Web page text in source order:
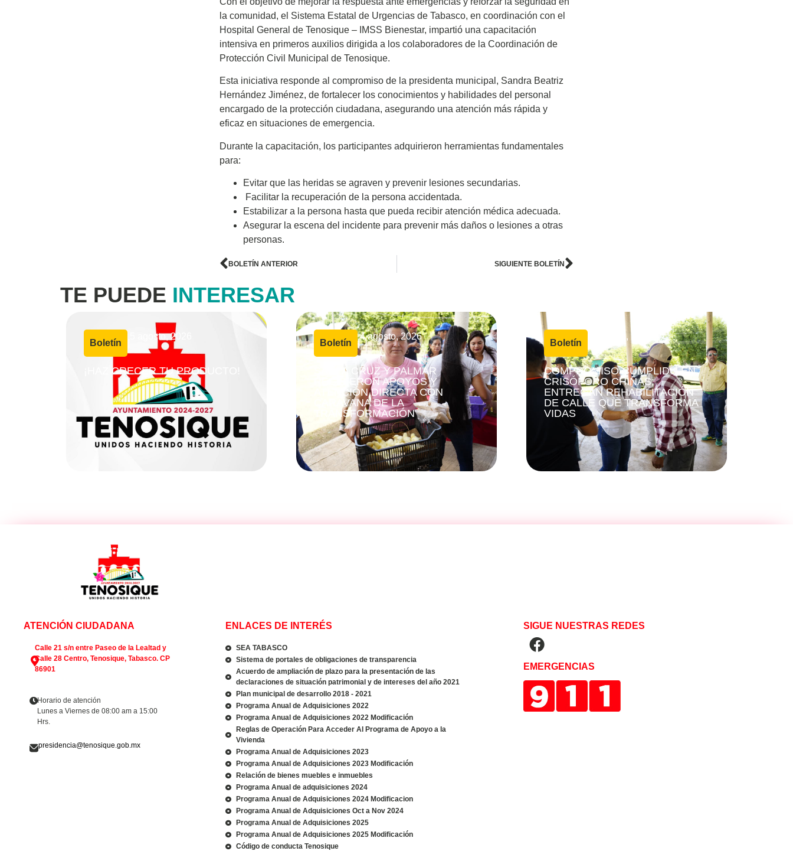
la comunidad, el Sistema Estatal de Urgencias de Tabasco, en coordinación con el
Hospital General de Tenosique – IMSS Bienestar, impartió una capacitación
intensiva en primeros auxilios dirigida a los colaboradores de la Coordinación de
Protección Civil Municipal de Tenosique.
Esta iniciativa responde al compromiso de la presidenta municipal, Sandra Beatriz
Hernández Jiménez, de fortalecer los conocimientos y habilidades del personal
encargado de la protección ciudadana, asegurando una atención más rápida y
eficaz en situaciones de emergencia.
Durante la capacitación, los participantes adquirieron herramientas fundamentales
para:
Evitar que las heridas se agraven y prevenir lesiones secundarias.
Facilitar la recuperación de la persona accidentada.
Estabilizar a la persona hasta que pueda recibir atención médica adecuada.
Asegurar la escena del incidente para prevenir más daños o lesiones a otras
personas.
BOLETÍN ANTERIOR SIGUIENTE BOLETÍN
TE PUEDE INTERESAR
Boletín
5 agosto, 2026
¡HAZ CRECER TU PRODUCTO!
Boletín |
4 agosto, 2026
SANTA CRUZ Y PALMAR
RECIBIERON APOYOS Y
ATENCIÓN DIRECTA CON
CARAVANA DE LA
TRANSFORMACIÓN
Boletín
4 agosto, 2026
COMPROMISO CUMPLIDO EN
CRISÓFORO CHIÑAS;
ENTREGAN REHABILITACIÓN
DE CALLE QUE TRANSFORMA
VIDAS
ATENCIÓN CIUDADANA
Calle 21 s/n entre Paseo de la Lealtad y
Calle 28 Centro, Tenosique, Tabasco. CP
86901
Horario de atención
Lunes a Viernes de 08:00 am a 15:00
Hrs.
presidencia@tenosique.gob.mx
ENLACES DE INTERÉS
SEA TABASCO
Sistema de portales de obligaciones de transparencia
Acuerdo de ampliación de plazo para la presentación de las
declaraciones de situación patrimonial y de intereses del año 2021
Plan municipal de desarrollo 2018 - 2021
Programa Anual de Adquisiciones 2022
Programa Anual de Adquisiciones 2022 Modificación
Reglas de Operación Para Acceder Al Programa de Apoyo a la
Vivienda
Programa Anual de Adquisiciones 2023
Programa Anual de Adquisiciones 2023 Modificación
Relación de bienes muebles e inmuebles
Programa Anual de adquisiciones 2024
Programa Anual de Adquisiciones 2024 Modificacion
Programa Anual de Adquisiciones Oct a Nov 2024
Programa Anual de Adquisiciones 2025
Programa Anual de Adquisiciones 2025 Modificación
Código de conducta Tenosique
SIGUE NUESTRAS REDES
EMERGENCIAS